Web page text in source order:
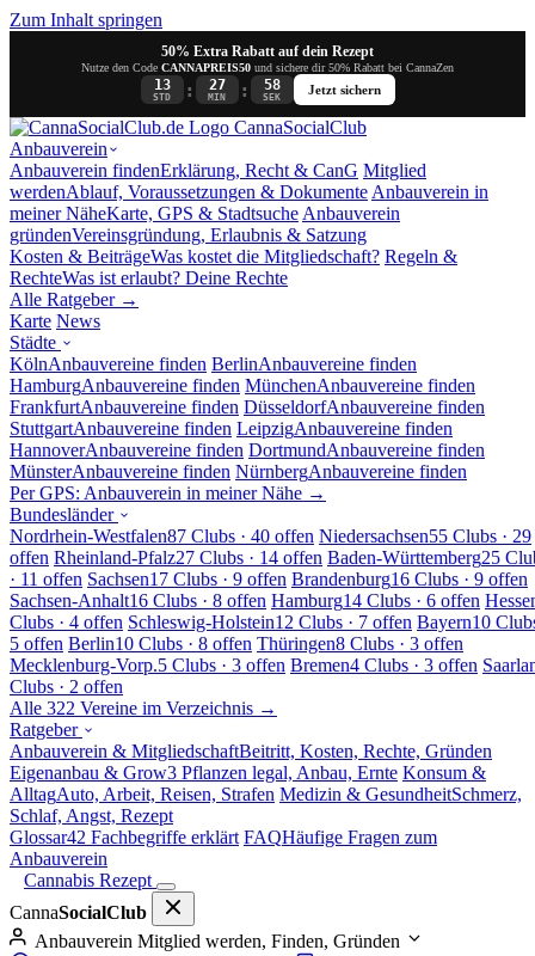
Zum Inhalt springen
50% Extra Rabatt auf dein Rezept
Nutze den Code CANNAPREIS50 und sichere dir 50% Rabatt bei CannaZen
13
STD : 27
MIN : 58
SEK
Jetzt sichern
CannaSocialClub
Anbauverein
Anbauverein findenErklärung, Recht & CanG Mitglied
werdenAblauf, Voraussetzungen & Dokumente Anbauverein in
meiner NäheKarte, GPS & Stadtsuche Anbauverein
gründenVereinsgründung, Erlaubnis & Satzung
Kosten & BeiträgeWas kostet die Mitgliedschaft? Regeln &
RechteWas ist erlaubt? Deine Rechte
Alle Ratgeber →
Karte News
Städte
KölnAnbauvereine finden BerlinAnbauvereine finden
HamburgAnbauvereine finden MünchenAnbauvereine finden
FrankfurtAnbauvereine finden DüsseldorfAnbauvereine finden
StuttgartAnbauvereine finden LeipzigAnbauvereine finden
HannoverAnbauvereine finden DortmundAnbauvereine finden
MünsterAnbauvereine finden NürnbergAnbauvereine finden
Per GPS: Anbauverein in meiner Nähe →
Bundesländer
Nordrhein-Westfalen87 Clubs · 40 offen Niedersachsen55 Clubs · 29
offen Rheinland-Pfalz27 Clubs · 14 offen Baden-Württemberg25
· 11 offen Sachsen17 Clubs · 9 offen Brandenburg16 Clubs · 9 offen
Sachsen-Anhalt16 Clubs · 8 offen Hamburg14 Clubs · 6 offen
Clubs · 4 offen Schleswig-Holstein12 Clubs · 7 offen Bayern10
5 offen Berlin10 Clubs · 8 offen Thüringen8 Clubs · 3 offen
Mecklenburg-Vorp.5 Clubs · 3 offen Bremen4 Clubs · 3 offen
Clubs · 2 offen
Alle 322 Vereine im Verzeichnis →
Ratgeber
Anbauverein & MitgliedschaftBeitritt, Kosten, Rechte, Gründen
Eigenanbau & Grow3 Pflanzen legal, Anbau, Ernte Konsum &
AlltagAuto, Arbeit, Reisen, Strafen Medizin & GesundheitSchmerz,
Schlaf, Angst, Rezept
Glossar42 Fachbegriffe erklärt FAQHäufige Fragen zum
Anbauverein
Cannabis Rezept
CannaSocialClub
Anbauverein Mitglied werden, Finden, Gründen